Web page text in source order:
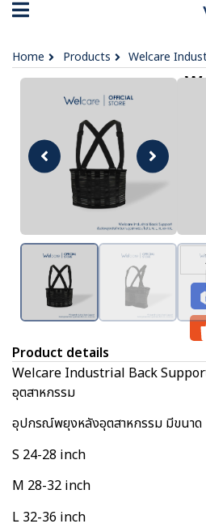
Home Products Welcare
Product details
Welcare Industrial Back
อุตสาหกรรม
อุปกรณ์พยุงหลังอุตสาหกรรม มีขนาด
S 24-28 inch
M 28-32 inch
L 32-36 inch